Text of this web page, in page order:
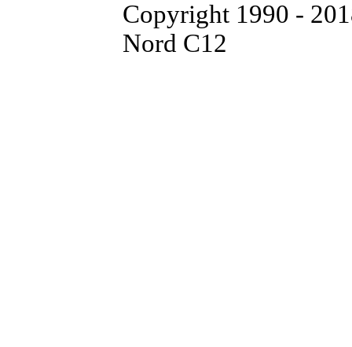
Copyright 1990 -
Nord C12